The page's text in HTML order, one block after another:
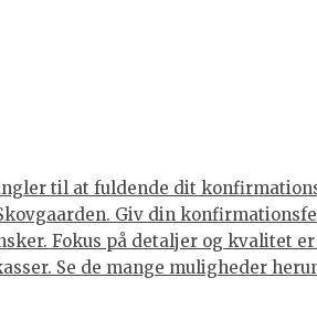
til at fuldende dit
Giv din
Fokus på detaljer og kvalitet
Se de mange muligheder